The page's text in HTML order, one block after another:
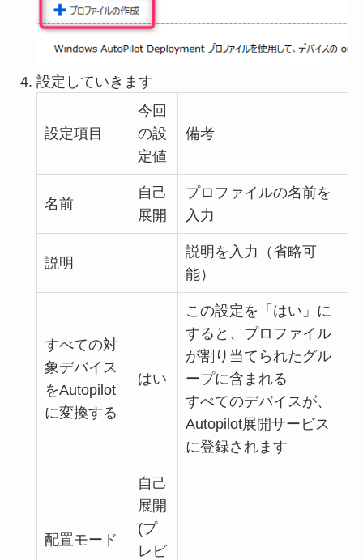
設定していきます
設定項目
今回
の設
定値
備考
名前
自己
展開
プロファイルの名前を
入力
説明
説明を入力（省略可
能）
すべての対
象デバイス
をAutopilot
に変換する
はい
この設定を「はい」に
すると、プロファイル
が割り当てられたグル
ープに含まれる
すべてのデバイスが、
Autopilot展開サービス
に登録されます
配置モード
自己
展開
(プ
レビ